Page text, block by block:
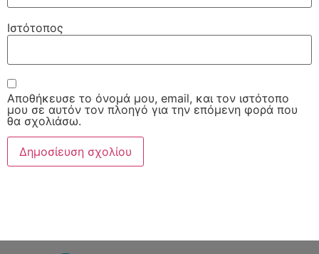
Ιστότοπος
Αποθήκευσε το όνομά μου, email, και τον ιστότοπο
μου σε αυτόν τον πλοηγό για την επόμενη φορά που
θα σχολιάσω.